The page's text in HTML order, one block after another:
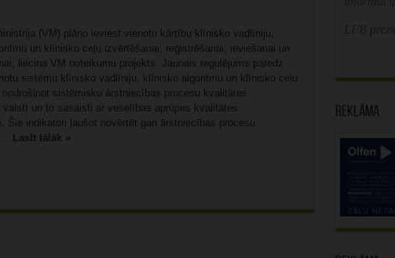
(VM) plāno ieviest vienotu kārtību klīnisko vadlīniju,
un klīnisko ceļu izvērtēšanai, reģistrēšanai, ieviešanai un
liecina VM noteikumu projekts. Jaunais regulējums paredz
sistēmu klīnisko vadlīniju, klīnisko algoritmu un klīnisko ceļu
nodrošinot sistēmisku ārstniecības procesu kvalitātes
valstī un to sasaisti ar veselības aprūpes kvalitātes
Šie indikatori ļaušot novērtēt gan ārstniecības procesu
Lasīt tālāk »
Reklāma